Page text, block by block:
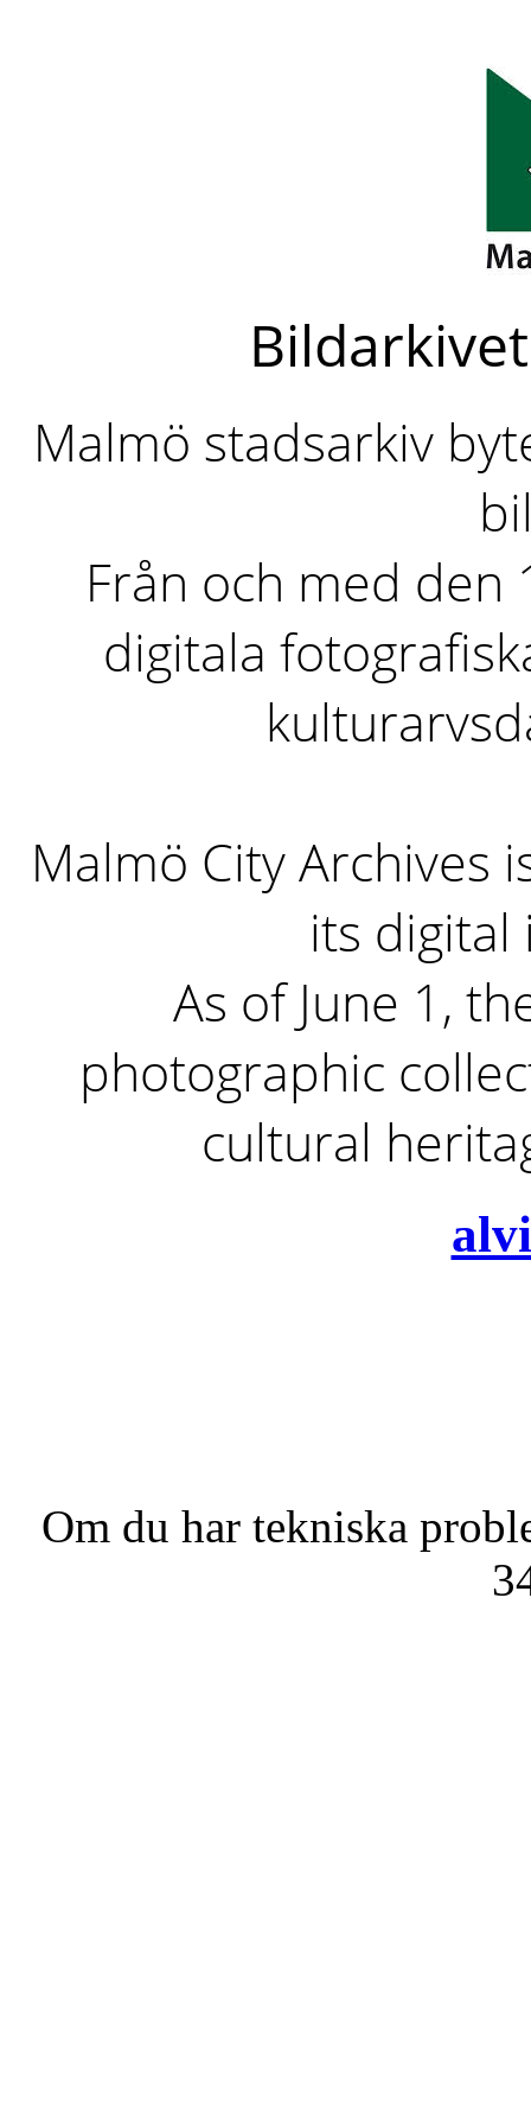
Malmö stadsarkiv
Från och med den
digitala
Malmö City Archives
its digital
As of June 1,
photographic
cultural
Om du har tekniska